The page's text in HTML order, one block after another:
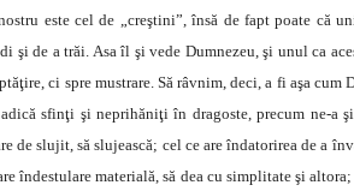
este cel de „creştini”, însă de fapt poate că
de a trăi. Asa îl şi vede Dumnezeu, şi unul ca
ci spre mustrare. Să râvnim, deci, a fi aşa cum
sfinţi şi neprihăniţi în dragoste, precum ne-a
de slujit, să slujească; cel ce are îndatorirea de a
îndestulare materială, să dea cu simplitate şi